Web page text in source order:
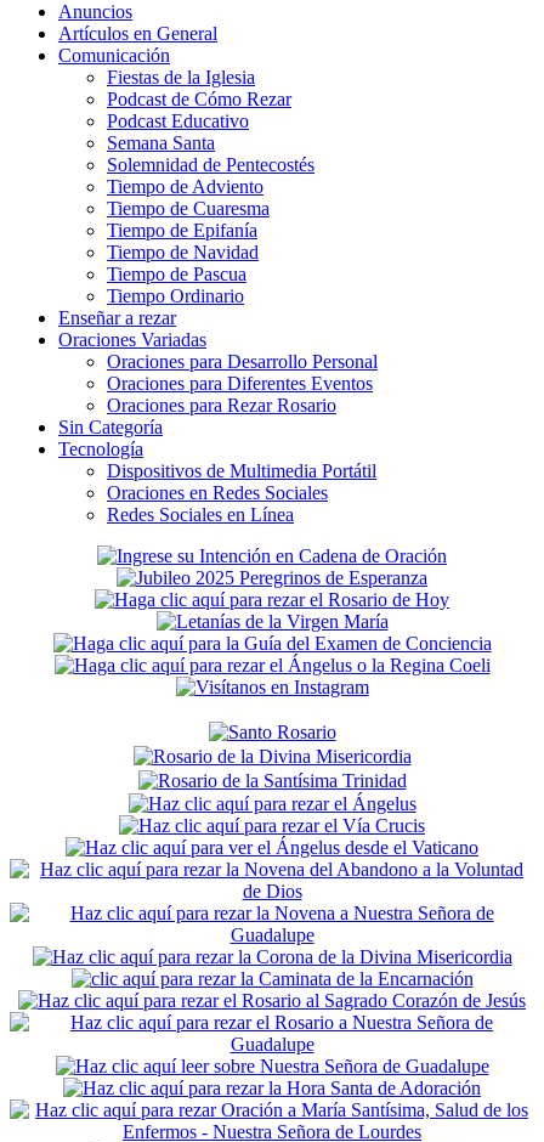
Anuncios
Artículos en General
Comunicación
Fiestas de la Iglesia
Podcast de Cómo Rezar
Podcast Educativo
Semana Santa
Solemnidad de Pentecostés
Tiempo de Adviento
Tiempo de Cuaresma
Tiempo de Epifanía
Tiempo de Navidad
Tiempo de Pascua
Tiempo Ordinario
Enseñar a rezar
Oraciones Variadas
Oraciones para Desarrollo Personal
Oraciones para Diferentes Eventos
Oraciones para Rezar Rosario
Sin Categoría
Tecnología
Dispositivos de Multimedia Portátil
Oraciones en Redes Sociales
Redes Sociales en Línea
Secondary
Sidebar